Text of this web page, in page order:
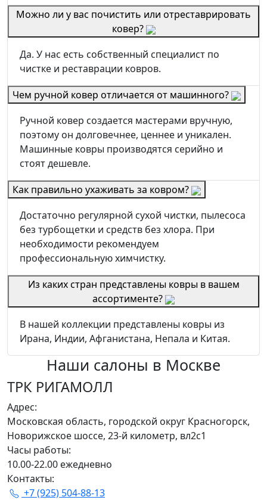
Можно ли у вас почистить или отреставрировать
ковер?
Да. У нас есть собственный специалист по
чистке и реставрации ковров.
Чем ручной ковер отличается от машинного?
Ручной ковер создается мастерами вручную,
поэтому он долговечнее, ценнее и уникален.
Машинные ковры производятся серийно и
стоят дешевле.
Как правильно ухаживать за ковром?
Достаточно регулярной сухой чистки, пылесоса
без турбощетки и средств без хлора. При
необходимости рекомендуем
профессиональную химчистку.
Из каких стран представлены ковры в вашем
ассортименте?
В нашей коллекции представлены ковры из
Ирана, Индии, Афганистана, Непала и Китая.
Наши салоны в Москве
ТРК РИГАМОЛЛ
Адрес:
Московская область, городской округ Красногорск,
Новорижское шоссе, 23-й километр, вл2с1
Часы работы:
10.00-22.00 ежедневно
Контакты:
+7 (925) 504-88-13